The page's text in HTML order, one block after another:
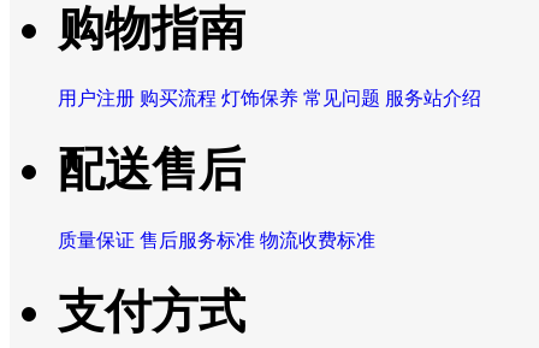
购物指南
用户注册 购买流程 灯饰保养 常见问题 服务站介绍
配送售后
质量保证 售后服务标准 物流收费标准
支付方式